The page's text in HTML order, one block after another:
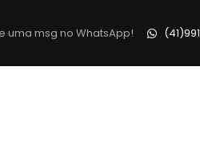
uma msg no WhatsApp!